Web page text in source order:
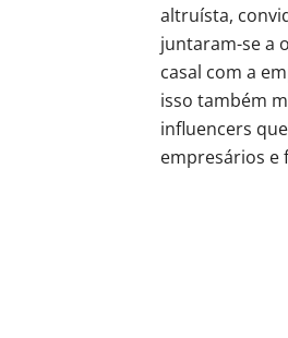
altruísta,
juntaram-se a
casal com a
isso também
influencers
empresários e